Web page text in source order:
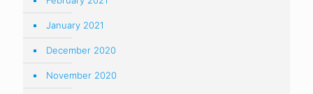
January 2021
December 2020
November 2020